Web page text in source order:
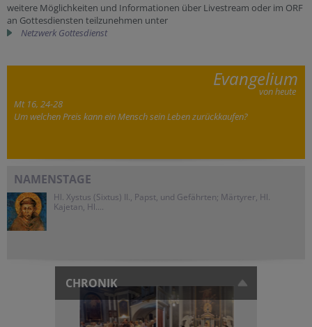
weitere Möglichkeiten und Informationen über Livestream oder im ORF
an Gottesdiensten teilzunehmen unter
Netzwerk Gottesdienst
Evangelium
von heute
Mt 16, 24-28
Um welchen Preis kann ein Mensch sein Leben zurückkaufen?
NAMENSTAGE
Hl. Xystus (Sixtus) II., Papst, und Gefährten; Märtyrer, Hl.
Kajetan, Hl....
CHRONIK